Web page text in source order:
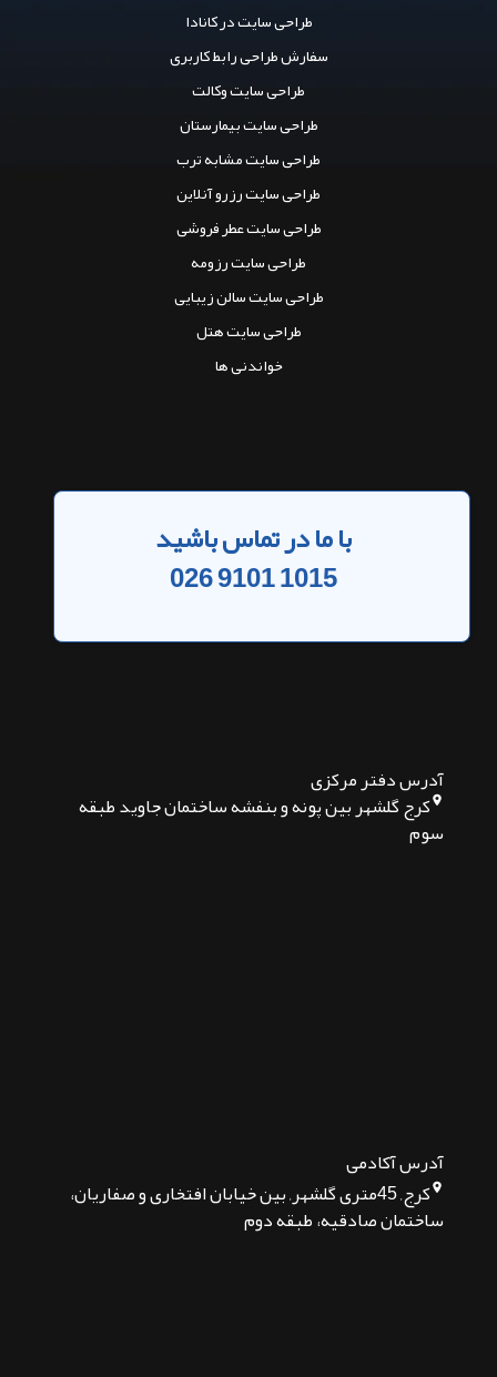
در شرکــت توســعه نرم افزار فــناوران بـاران مسیحا، ما معتقدیم که آینده متعلق به
کسانی است که از قـــــدرت فناوری اطلاعات استفاده می کنند. به همین دلیل ما تیمی
متشکل از برنامه نویسان حرفه ای و کادر مـــــجرب را به سرپرستی حسین حیدری شاهی
رسمی ، با شماره ثبت 44148 تاسیس شد و در تـــــلاش است کسب و کار مشتریان خود را
به بهــــــترین نحو با سیـــستم تجارت الکترونیک منطبق نماید و آگــــــاهی جامعه را با
طراحی سایت شرکتی
طراحی سایت آموزشی
آموزش برنامه نویسی
طراحی سایت گل فروشی
طراحی سایت در کانادا